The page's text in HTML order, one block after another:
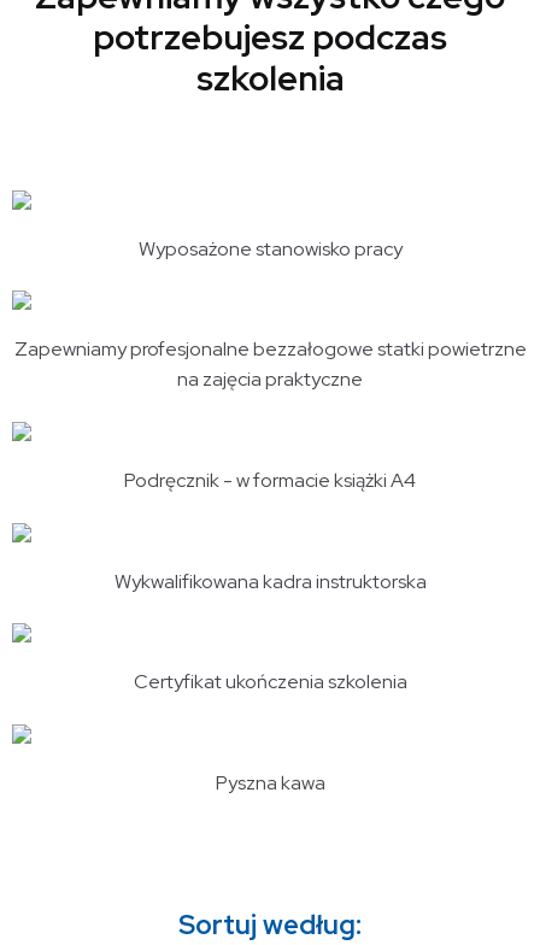
potrzebujesz podczas
szkolenia
Wyposażone stanowisko pracy
Zapewniamy profesjonalne bezzałogowe statki powietrzne
na zajęcia praktyczne
Podręcznik - w formacie książki A4
Wykwalifikowana kadra instruktorska
Certyfikat ukończenia szkolenia
Pyszna kawa
Sortuj według: